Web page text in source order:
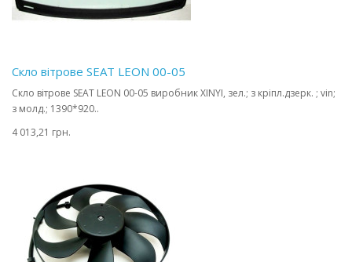
Скло вітрове SEAT LEON 00-05
Скло вітрове SEAT LEON 00-05 виробник XINYI, зел.; з кріпл.дзерк. ; vin;
з молд.; 1390*920..
4 013,21 грн.